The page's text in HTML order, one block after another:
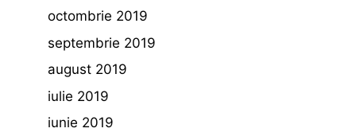
octombrie 2019
septembrie 2019
august 2019
iulie 2019
iunie 2019